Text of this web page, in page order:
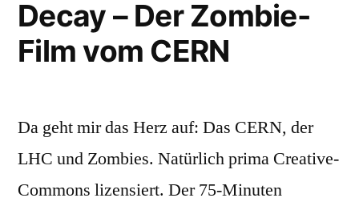
Decay – Der Zombie-
Film vom CERN
Da geht mir das Herz auf: Das CERN, der
LHC und Zombies. Natürlich prima Creative-
Commons lizensiert. Der 75-Minuten